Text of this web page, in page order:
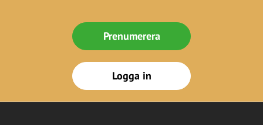
Prenumerera
Logga in